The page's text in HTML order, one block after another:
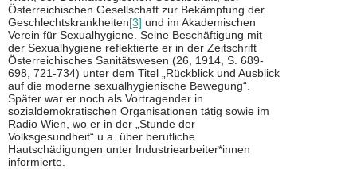
Österreichischen Gesellschaft zur Bekämpfung der
Geschlechtskrankheiten[3] und im Akademischen
Verein für Sexualhygiene. Seine Beschäftigung mit
der Sexualhygiene reflektierte er in der Zeitschrift
Österreichisches Sanitätswesen (26, 1914, S. 689-
698, 721-734) unter dem Titel „Rückblick und Ausblick
auf die moderne sexualhygienische Bewegung“.
Später war er noch als Vortragender in
sozialdemokratischen Organisationen tätig sowie im
Radio Wien, wo er in der „Stunde der
Volksgesundheit“ u.a. über berufliche
Hautschädigungen unter Industriearbeiter*innen
informierte.